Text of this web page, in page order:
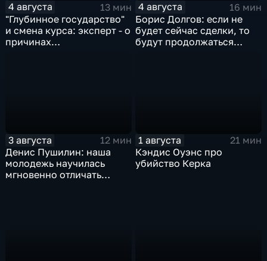
4 августа
13 мин
"Глубинное государство"
и смена курса: эксперт - о
причинах
4 августа
16 мин
Борис Долгов: если не
будет сейчас сделки, то
будут продолжаться
3 августа
12 мин
Денис Пушилин: наша
молодежь научилась
мгновенно отличать
1 августа
21 мин
Кэндис Оуэнс про
убийство Керка